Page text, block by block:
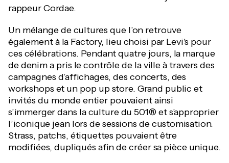
rappeur Cordae.
Un mélange de cultures que l’on retrouve
également à la Factory, lieu choisi par Levi's pour
ces célébrations. Pendant quatre jours, la marque
de denim a pris le contrôle de la ville à travers des
campagnes d’affichages, des concerts, des
workshops et un pop up store. Grand public et
invités du monde entier pouvaient ainsi
s’immerger dans la culture du 501® et s’approprier
l’iconique jean lors de sessions de customisation.
Strass, patchs, étiquettes pouvaient être
modifiées, dupliqués afin de créer sa pièce unique.